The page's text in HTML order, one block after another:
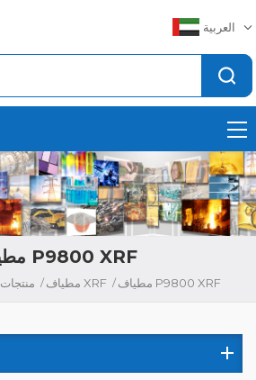
العربية
مطياف P9800 XRF
منتجات / مطياف XRF / مطياف P9800 XRF